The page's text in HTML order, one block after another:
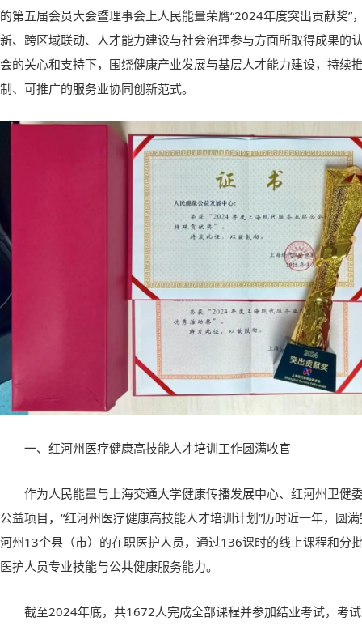
的第五届会员大会暨理事会上人民能量荣膺“2024年度突出贡献奖”
新、跨区域联动、人才能力建设与社会治理参与方面所取得成果的
会的关心和支持下，围绕健康产业发展与基层人才能力建设，持续
制、可推广的服务业协同创新范式。
一、红河州医疗健康高技能人才培训工作圆满收官
作为人民能量与上海交通大学健康传播发展中心、红河州卫健
公益项目，“红河州医疗健康高技能人才培训计划”历时近一年，圆
河州13个县（市）的在职医护人员，通过136课时的线上课程和分
医护人员专业技能与公共健康服务能力。
截至2024年底，共1672人完成全部课程并参加结业考试，考